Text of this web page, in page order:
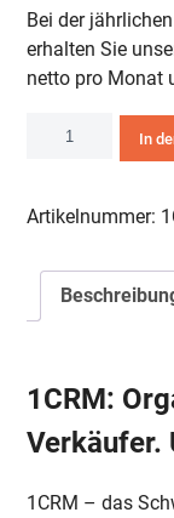
Bei der
erhalten Sie
netto pro Monat
1CRM
Cloud
In
Artikelnummer:
1CRM:
Verkäufer.
1CRM – das